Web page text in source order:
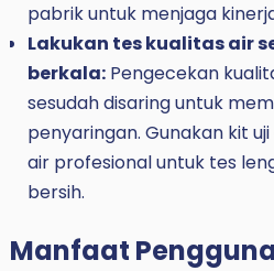
pabrik untuk menjaga
Lakukan tes kualitas air
berkala:Pengecekan
sesudah disaring untuk
penyaringan. Gunakan kit
air profesional untuk tes
bersih.
Manfaat